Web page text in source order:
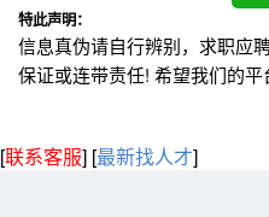
特此声明：
信息真伪请自行辨别，求职应
保证或连带责任! 希望我们的平
[联系客服] [最新找人才]